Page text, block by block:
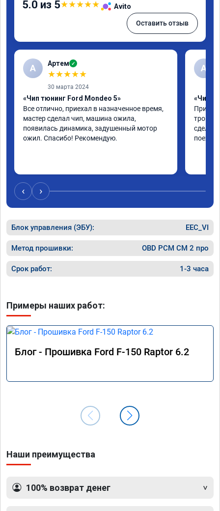
5.0 из 5★★★★★ Avito
Оставить отзыв
А Артем ✓
★★★★★
30 марта 2024
«Чип тюнинг Ford Mondeo 5»
Все отлично, приехал в назначенное время,
мастер сделал чип, машина ожила,
появилась динамика, задушенный мотор
ожил. Спасибо! Рекомендую.
А
«Чип
троила
‹ ›
Блок управления (ЭБУ): EEC_VI
Метод прошивки: OBD PCM СМ 2 про
Срок работ: 1-3 часа
Примеры наших работ:
Блог - Прошивка Ford F-150 Raptor 6.2
Наши преимущества
100% возврат денег